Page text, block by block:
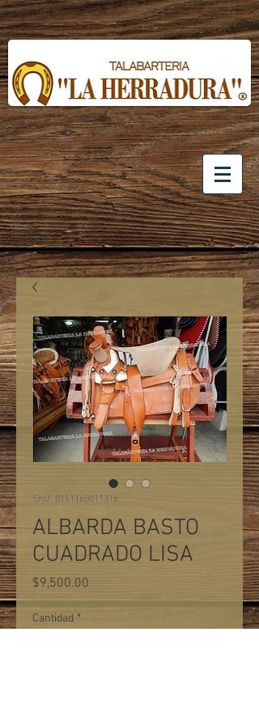
SKU: 0111160011316
ALBARDA BASTO
CUADRADO LISA
$9,500.00
Cantidad *